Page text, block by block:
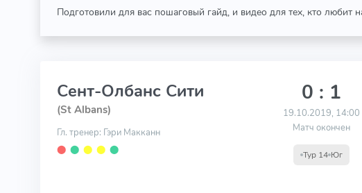
Подготовили для вас пошаговый гайд, и видео для тех, кто любит
Сент-Олбанс Сити
(St Albans)
Гл. тренер: Гэри Макканн
⬤ ⬤ ⬤ ⬤ ⬤
0 : 1
19.10.2019, 14:00
Матч окончен
Тур 14 Юг